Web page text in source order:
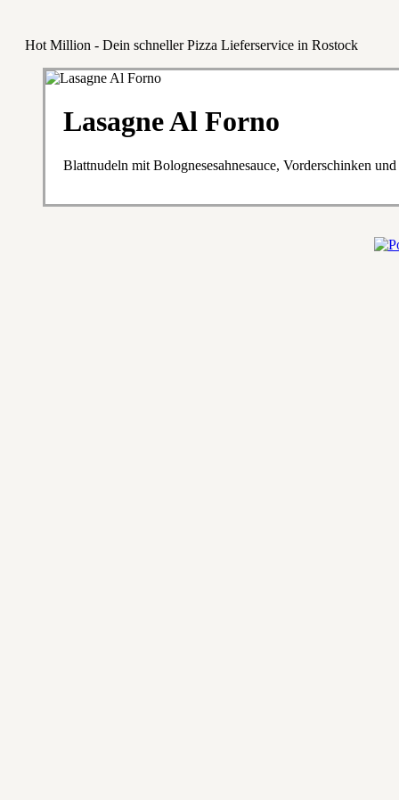
Hot Million - Dein schneller Pizza Lieferservice in Rostock
Lasagne Al Forno
Blattnudeln mit Bolognesesahnesauce, Vorderschinken